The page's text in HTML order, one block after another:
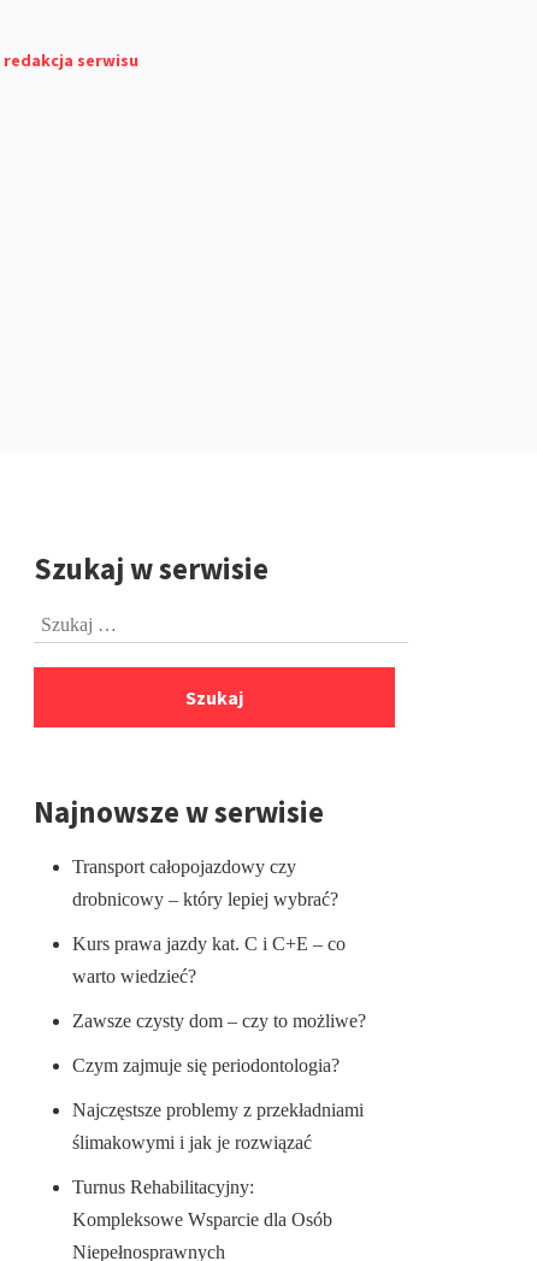
redakcja serwisu
PrzejdźSzukaj w serwisie
Szukaj:
Najnowsze w serwisie
Transport całopojazdowy czy
drobnicowy – który lepiej wybrać?
Kurs prawa jazdy kat. C i C+E – co
warto wiedzieć?
Zawsze czysty dom – czy to możliwe?
Czym zajmuje się periodontologia?
Najczęstsze problemy z przekładniami
ślimakowymi i jak je rozwiązać
Turnus Rehabilitacyjny:
Kompleksowe Wsparcie dla Osób
Niepełnosprawnych